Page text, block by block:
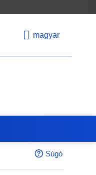
magyar
Súgó